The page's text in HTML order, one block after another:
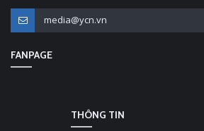
media@ycn.vn
FANPAGE
THÔNG TIN